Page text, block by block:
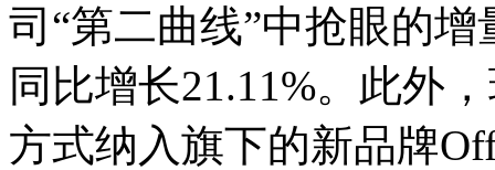
司“第二曲线”中抢眼的
同比增长21.11%。此外
方式纳入旗下的新品牌